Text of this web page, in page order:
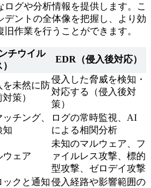
グや分析情報を提供します。こ
デントの全体像を把握し、より効
作業を行うことができます。
チウイル
EDR（侵入後対応）
を未然に防
策）
侵入した脅威を検知・
対応する（侵入後対
策）
チング、
知
ログの常時監視、AI
による相関分析
ウェア
未知のマルウェア、フ
ァイルレス攻撃、標的
型攻撃、ゼロデイ攻撃
ックと通知侵入経路や影響範囲の